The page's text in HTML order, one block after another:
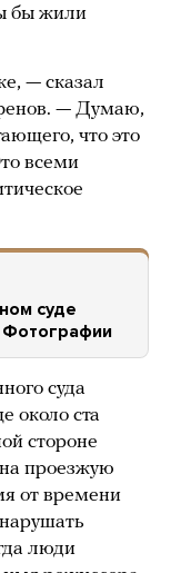
бы жили
— сказал
— Думаю,
что это
всеми
суде
Фотографии
суда
около ста
стороне
проезжую
от времени
люди